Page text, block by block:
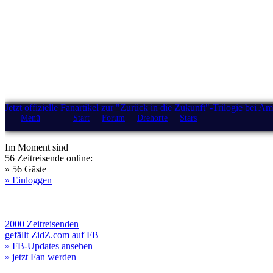
Jetzt offizielle Fanartikel zur "Zurück in die Zukunft"-Trilogie bei
Menü Start Forum Drehorte Stars
Im Moment sind
56 Zeitreisende online:
» 56 Gäste
» Einloggen
2000 Zeitreisenden
gefällt ZidZ.com auf FB
» FB-Updates ansehen
» jetzt Fan werden